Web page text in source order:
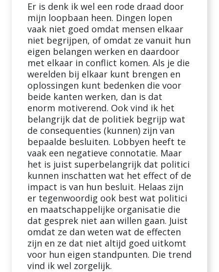
Er is denk ik wel een rode draad door
mijn loopbaan heen. Dingen lopen
vaak niet goed omdat mensen elkaar
niet begrijpen, of omdat ze vanuit hun
eigen belangen werken en daardoor
met elkaar in conflict komen. Als je die
werelden bij elkaar kunt brengen en
oplossingen kunt bedenken die voor
beide kanten werken, dan is dat
enorm motiverend. Ook vind ik het
belangrijk dat de politiek begrijp wat
de consequenties (kunnen) zijn van
bepaalde besluiten. Lobbyen heeft te
vaak een negatieve connotatie. Maar
het is juist superbelangrijk dat politici
kunnen inschatten wat het effect of de
impact is van hun besluit. Helaas zijn
er tegenwoordig ook best wat politici
en maatschappelijke organisatie die
dat gesprek niet aan willen gaan. Juist
omdat ze dan weten wat de effecten
zijn en ze dat niet altijd goed uitkomt
voor hun eigen standpunten. Die trend
vind ik wel zorgelijk.